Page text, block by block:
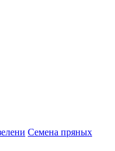
Семена пряных